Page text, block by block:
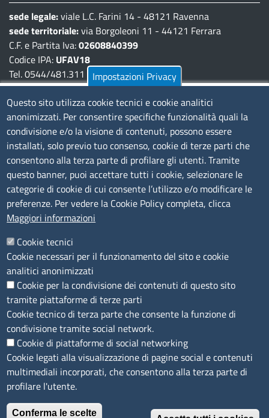
sede legale:viale L.C. Farini 14 - 48121 Ravenna
sede territoriale:via Borgoleoni 11 - 44121 Ferrara
C.F. e Partita Iva:02608840399
Codice IPA: UFAV18
Tel. 0544/481.311 - 0532/783.711
Pec:cciaa@pec.fera.camcom.it
Amministrazione Trasparente
Bandi di gara
Bilanci
Concorsi e selezioni
Procedimenti
Provvedimenti
Seguici su
Sito web
Accesso riservato
Mappa del sito
Menù privacy
Cookie Note legali
Privacy
Dichiarazione di Accessibilità
Impostazioni Privacy
Questo sito utilizza cookie tecnici e cookie analitici
anonimizzati. Per consentire specifiche funzionalità quali la
condivisione e/o la visione di contenuti, possono essere
installati, solo previo tuo consenso, cookie di terze parti che
consentono alla terza parte di profilare gli utenti. Tramite
questo banner, puoi accettare tutti i cookie, selezionare le
categorie di cookie di cui consente l’utilizzo e/o modificare le
preferenze. Per vedere la Cookie Policy completa, clicca
Maggiori informazioni
Cookie tecnici
Cookie necessari per il funzionamento del sito e cookie
analitici anonimizzati
Cookie per la condivisione dei contenuti di questo sito
tramite piattaforme di terze parti
Cookie tecnico di terza parte che consente la funzione di
condivisione tramite social network.
Cookie di piattaforme di social networking
Cookie legati alla visualizzazione di pagine social e contenuti
multimediali incorporati, che consentono alla terza parte di
profilare l'utente.
Conferma le scelte